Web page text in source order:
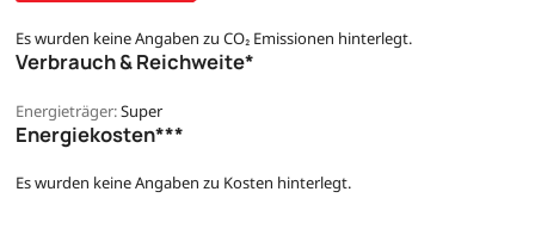
Es wurden keine Angaben zu CO₂ Emissionen hinterlegt.
Verbrauch & Reichweite*
Energieträger:Super
Energiekosten***
Es wurden keine Angaben zu Kosten hinterlegt.